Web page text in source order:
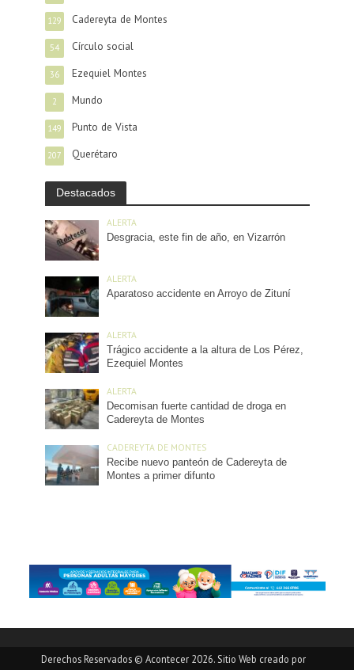
Cadereyta de Montes
129
Círculo social
54
Ezequiel Montes
36
Mundo
2
Punto de Vista
149
Querétaro
207
Destacados
ALERTA
Desgracia, este fin de año, en Vizarrón
ALERTA
Aparatoso accidente en Arroyo de Zituní
ALERTA
Trágico accidente a la altura de Los Pérez,
Ezequiel Montes
ALERTA
Decomisan fuerte cantidad de droga en
Cadereyta de Montes
CADEREYTA DE MONTES
Recibe nuevo panteón de Cadereyta de
Montes a primer difunto
Derechos Reservados © Acontecer 2026. Sitio Web creado por